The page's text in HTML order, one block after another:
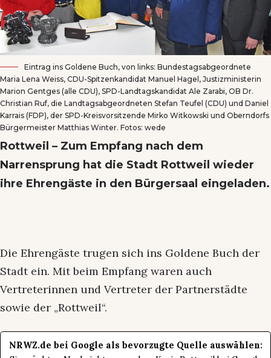
Eintrag ins Goldene Buch, von links: Bundestagsabgeordnete
Maria Lena Weiss, CDU-Spitzenkandidat Manuel Hagel, Justizministerin
Marion Gentges (alle CDU), SPD-Landtagskandidat Ale Zarabi, OB Dr.
Christian Ruf, die Landtagsabgeordneten Stefan Teufel (CDU) und Daniel
Karrais (FDP), der SPD-Kreisvorsitzende Mirko Witkowski und Oberndorfs
Bürgermeister Matthias Winter. Fotos: wede
Rottweil – Zum Empfang nach dem
Narrensprung hat die Stadt Rottweil wieder
ihre Ehrengäste in den Bürgersaal eingeladen.
Die Ehrengäste trugen sich ins Goldene Buch der
Stadt ein. Mit beim Empfang waren auch
Vertreterinnen und Vertreter der Partnerstädte
sowie der „Rottweil“.
NRWZ.de bei Google als bevorzugte Quelle auswählen: